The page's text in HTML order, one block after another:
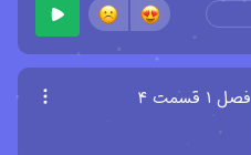
فصل ۱ قسمت ۴